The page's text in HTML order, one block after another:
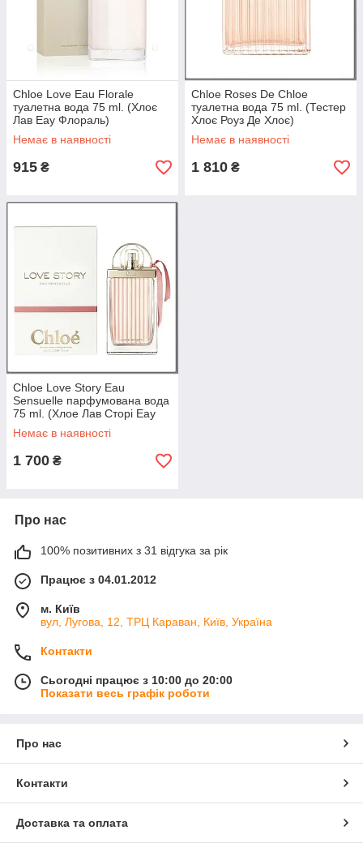
Chloe Love Eau Florale
туалетна вода 75 ml. (Хлоє
Лав Еау Флораль)
Немає в наявності
915 ₴
Chloe Roses De Chloe
туалетна вода 75 ml. (Тестер
Хлоє Роуз Де Хлоє)
Немає в наявності
1 810 ₴
Chloe Love Story Eau
Sensuelle парфумована вода
75 ml. (Хлое Лав Сторі Еау
Сенсуал)
Немає в наявності
1 700 ₴
Про нас
100% позитивних з 31 відгука за рік
Працює з 04.01.2012
м. Київ
вул, Лугова, 12, ТРЦ Караван, Київ, Україна
Контакти
Сьогодні працює з 10:00 до 20:00
Показати весь графік роботи
Про нас
Контакти
Доставка та оплата